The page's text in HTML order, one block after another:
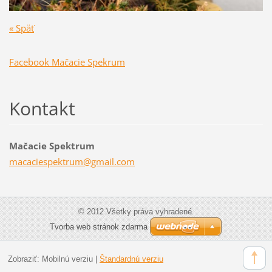
« Späť
Facebook Mačacie Spekrum
Kontakt
Mačacie Spektrum
macaciespektrum@gmail.com
© 2012 Všetky práva vyhradené.
Tvorba web stránok zdarma
Zobraziť: Mobilnú verziu| Štandardnú verziu